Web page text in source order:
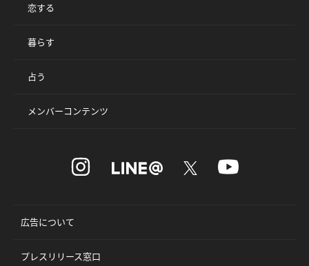
恋する
暮らす
占う
メンバーコンテンツ
広告について
プレスリリース窓口